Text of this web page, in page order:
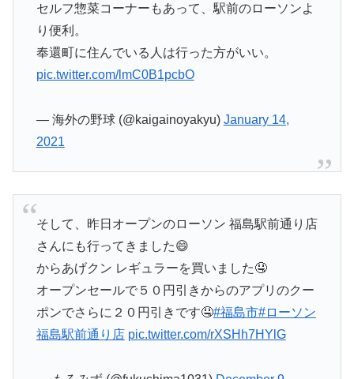
セルフ惣菜コーナーもあって、駅前のローソンよ
り便利。
奉還町に住んでいる人は行った方がいい。
pic.twitter.com/lmC0B1pcbO
— 海外の野球 (@kaigainoyakyu) January 14,
2021
そして、昨日オープンのローソン 福島駅前通り店
さんにも行ってきました😄
からあげクン レギュラーを買いました🤤
オープンセールで５０円引きからのアプリのクー
ポンでさらに２０円引きです🤤#福島市#ローソン
福島駅前通り店 pic.twitter.com/rXSHh7HYlG